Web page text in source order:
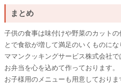
まとめ
子供の食事は味付けや野菜のカット
とで食欲が増して満足のいくものにな
ママンクッキングサービス株式会社
お弁当を心を込めて作っております。
お子様用のメニューも用意しておりま